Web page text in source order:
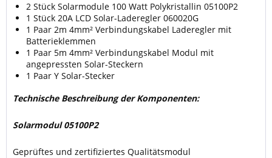
2 Stück Solarmodule 100 Watt Polykristallin 05100P2
1 Stück 20A LCD Solar-Laderegler 060020G
1 Paar 2m 4mm² Verbindungskabel Laderegler mit
Batterieklemmen
1 Paar 5m 4mm² Verbindungskabel Modul mit
angepressten Solar-Steckern
1 Paar Y Solar-Stecker
Technische Beschreibung der Komponenten:
Solarmodul05100P2
Geprüftes und zertifiziertes Qualitätsmodul